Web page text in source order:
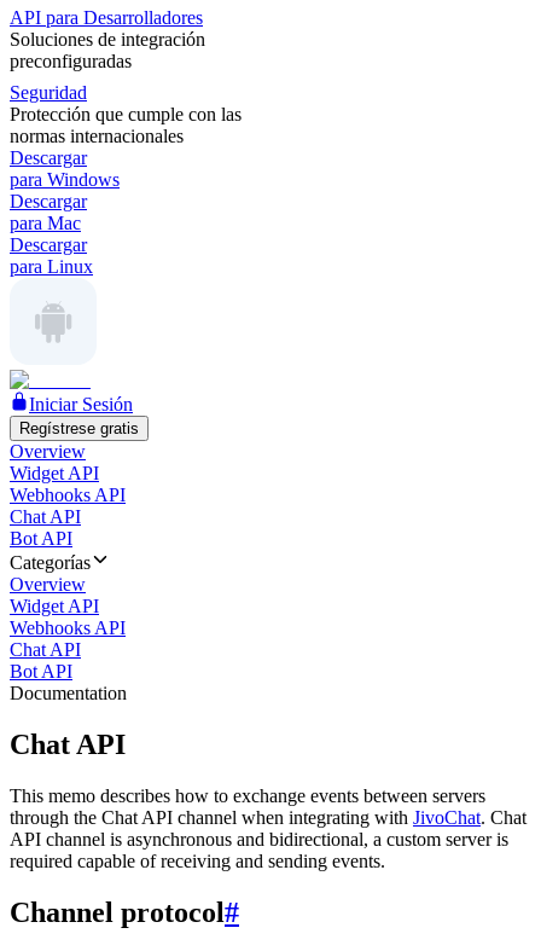
API para Desarrolladores
Soluciones de integración
preconfiguradas
Seguridad
Protección que cumple con las
normas internacionales
Descargar
para Windows
Descargar
para Mac
Descargar
para Linux
Iniciar Sesión
Regístrese gratis
Overview
Widget API
Webhooks API
Chat API
Bot API
Categorías
Overview
Widget API
Webhooks API
Chat API
Bot API
Documentation
Chat API
This memo describes how to exchange events between servers
through the Chat API channel when integrating with JivoChat. Chat
API channel is asynchronous and bidirectional, a custom server is
required capable of receiving and sending events.
Channel protocol#